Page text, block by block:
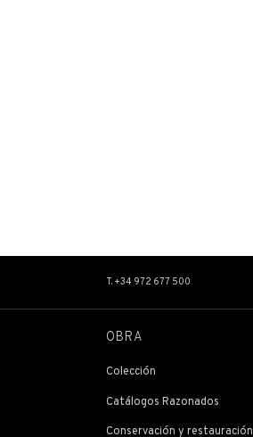
T. +34 972 677 500
OBRA
Colección
Catálogos Razonados
Conservación y restauración